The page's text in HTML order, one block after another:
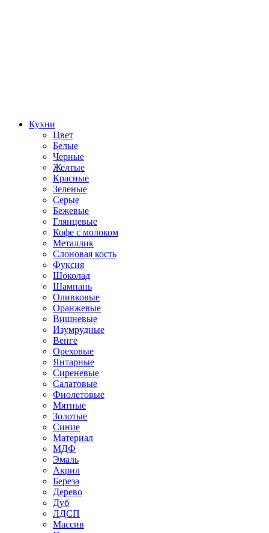
Кухни
Цвет
Белые
Черные
Желтые
Красные
Зеленые
Серые
Бежевые
Глянцевые
Кофе с молоком
Металлик
Слоновая кость
Фуксия
Шоколад
Шампань
Оливковые
Оранжевые
Вишневые
Изумрудные
Венге
Ореховые
Янтарные
Сиреневые
Салатовые
Фиолетовые
Мятные
Золотые
Синие
Материал
МДФ
Эмаль
Акрил
Береза
Дерево
Дуб
ЛДСП
Массив